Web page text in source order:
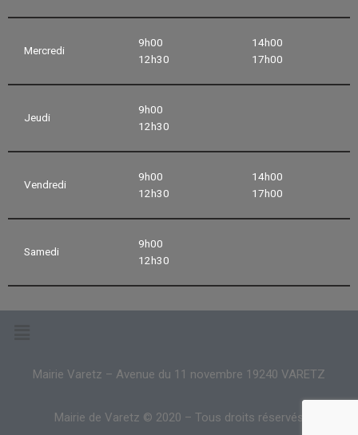
Mercredi
9h00
12h30
14h00
17h00
Jeudi
9h00
12h30
Vendredi
9h00
12h30
14h00
17h00
Samedi
9h00
12h30
Mairie Varetz – Avenue du 11 novembre 19240 VARETZ
Mairie de Varetz © 2020 – Tous droits réservés